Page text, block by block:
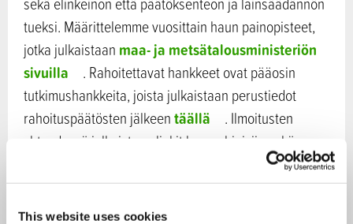
This website uses cookies
tueksi. Määrittelemme vuosittain haun painopisteet,
jotka julkaistaan maa- ja metsätalousministeriön
sivuilla
. Rahoitettavat hankkeet ovat pääosin
tutkimushankkeita, joista julkaistaan perustiedot
rahoituspäätösten jälkeentäällä
. Ilmoitusten
yhteydessä julkaistaan linkit haun ohjeisiin sekä
painopisteisiin, jossa kerrotaan myös, kuka antaa
yleistä tietoa hausta tai painopisteisiin liittyviä
lisätietoja. Hankkeiden tulokset ovat kaikille avoimia.